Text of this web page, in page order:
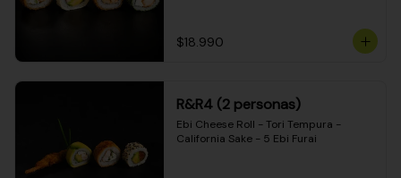
ciboulette) 10 (Pollo teriyaki - palta -
envuelto en queso crema)
$18.990
R&R4 (2 personas)
Ebi Cheese Roll - Tori Tempura -
California Sake - 5 Ebi Furai